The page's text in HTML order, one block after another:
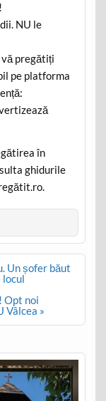
NU le
pregătiți
pe platforma
în
ghidurile
Un șofer băut
locul
Opt noi
Vâlcea »